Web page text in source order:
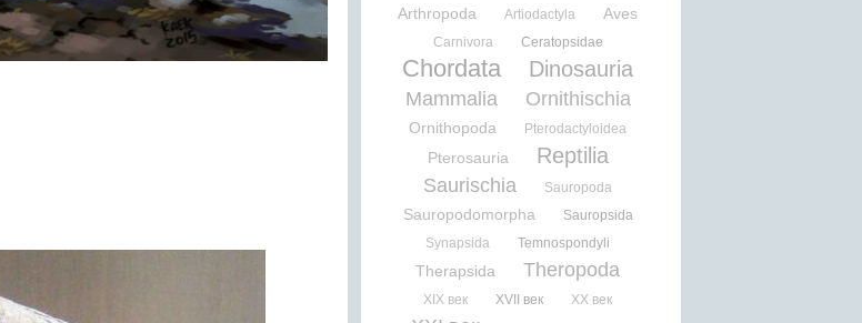
Arthropoda Artiodactyla Aves
Carnivora Ceratopsidae
Chordata Dinosauria
Mammalia Ornithischia
Ornithopoda Pterodactyloidea
Pterosauria Reptilia
Saurischia Sauropoda
Sauropodomorpha
Sauropsida
Synapsida
Temnospondyli
Therapsida Theropoda
XIX век XVII век XX век